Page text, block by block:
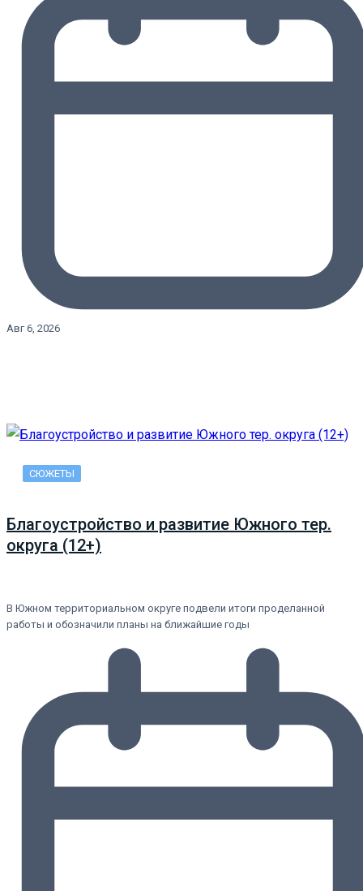
Авг 6, 2026
СЮЖЕТЫ
Благоустройство и развитие Южного тер.
округа (12+)
В Южном территориальном округе подвели итоги проделанной
работы и обозначили планы на ближайшие годы